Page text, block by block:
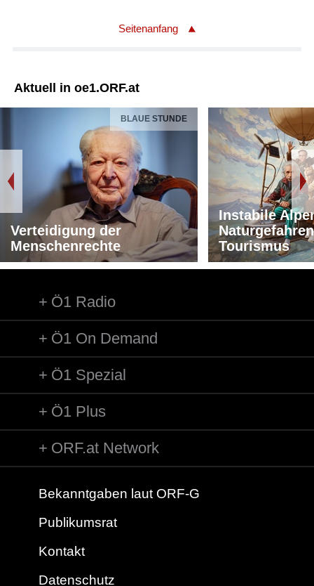
Seitenanfang
Aktuell in oe1.ORF.at
BLAUE STUNDE
Verteidigung der
Menschenrechte
Instabile
Tourismus
Ö1 Radio
Ö1 On Demand
Ö1 Spezial
Ö1 Plus
ORF.at Network
Bekanntgaben laut ORF-G
Publikumsrat
Kontakt
Datenschutz